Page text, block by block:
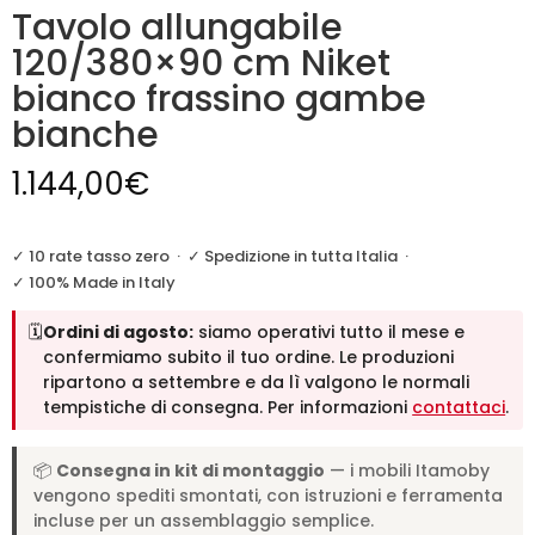
Tavolo allungabile
120/380×90 cm Niket
bianco frassino gambe
bianche
1.144,00€
✓ 10 rate tasso zero · ✓ Spedizione in tutta Italia ·
✓ 100% Made in Italy
🗓️Ordini di agosto: siamo operativi tutto il mese e
confermiamo subito il tuo ordine. Le produzioni
ripartono a settembre e da lì valgono le normali
tempistiche di consegna. Per informazioni contattaci.
📦 Consegna in kit di montaggio — i mobili Itamoby
vengono spediti smontati, con istruzioni e ferramenta
incluse per un assemblaggio semplice.